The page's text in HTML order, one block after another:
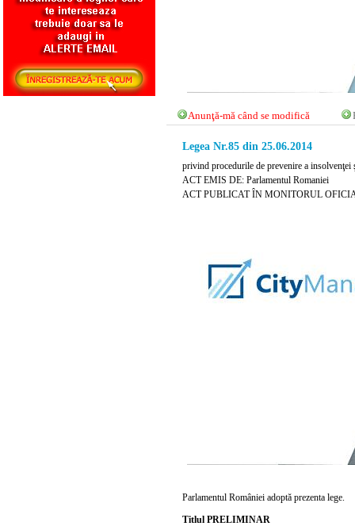
Anunţă-mă când se modifică
Legea Nr.85 din 25.06.2014
privind procedurile de prevenire a insolvenţei
ACT EMIS DE: Parlamentul Romaniei
ACT PUBLICAT ÎN MONITORUL
Parlamentul României adoptă prezenta lege.
Titlul PRELIMINAR